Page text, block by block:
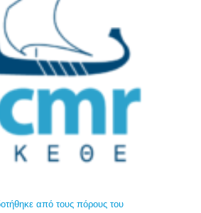
από τους πόρους του